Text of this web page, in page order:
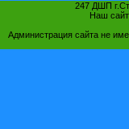
247 ДШП
Наш
Администрация сайта не